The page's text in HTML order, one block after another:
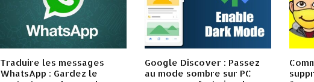
Traduire les messages
WhatsApp : Gardez le
Google Discover : Passez
au mode sombre sur PC